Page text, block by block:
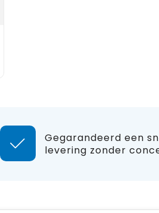
Gegarandeerd een
levering zonder